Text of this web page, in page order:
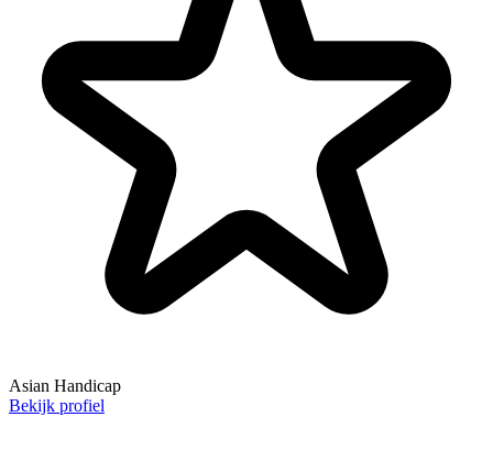
Asian Handicap
Bekijk profiel